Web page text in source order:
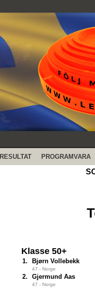
RESULTAT PROGRAMVARA
Klasse 50+
1. Bjørn Vollebekk
47 - Norge
2. Gjermund Aas
47 - Norge